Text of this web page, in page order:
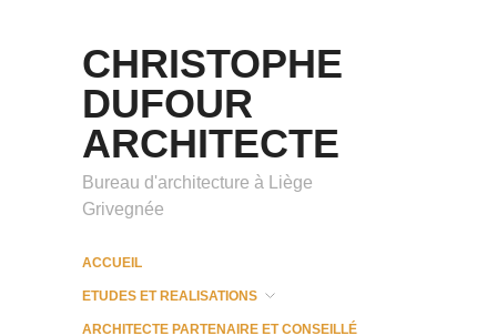
CHRISTOPHE
DUFOUR
ARCHITECTE
Bureau d'architecture à Liège
Grivegnée
ACCUEIL
ETUDES ET REALISATIONS
ARCHITECTE PARTENAIRE ET CONSEILLÉ